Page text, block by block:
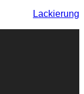
Lackierung